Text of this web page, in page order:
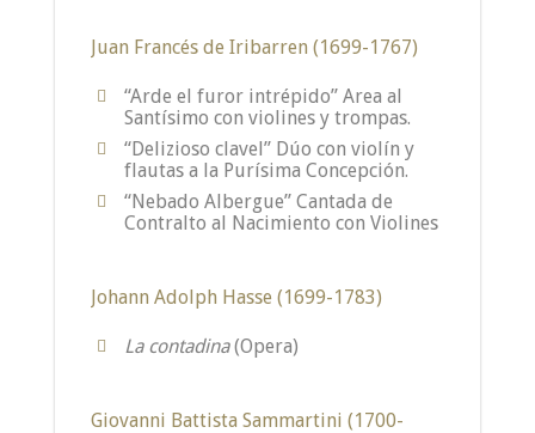
Juan Francés de Iribarren (1699-1767)
“Arde el furor intrépido” Area al
Santísimo con violines y trompas.
“Delizioso clavel” Dúo con violín y
flautas a la Purísima Concepción.
“Nebado Albergue” Cantada de
Contralto al Nacimiento con Violines
Johann Adolph Hasse (1699-1783)
La contadina(Opera)
Giovanni Battista Sammartini (1700-